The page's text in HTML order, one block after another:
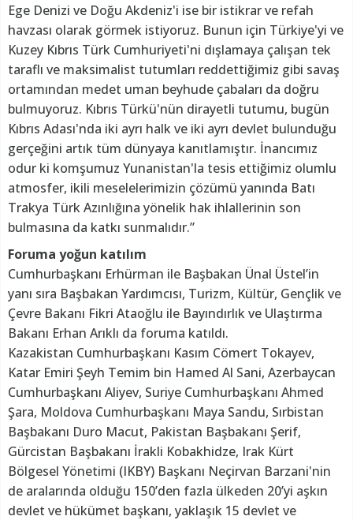
Ege Denizi ve Doğu Akdeniz'i ise bir istikrar ve refah
havzası olarak görmek istiyoruz. Bunun için Türkiye'yi ve
Kuzey Kıbrıs Türk Cumhuriyeti'ni dışlamaya çalışan tek
taraflı ve maksimalist tutumları reddettiğimiz gibi savaş
ortamından medet uman beyhude çabaları da doğru
bulmuyoruz. Kıbrıs Türkü'nün dirayetli tutumu, bugün
Kıbrıs Adası'nda iki ayrı halk ve iki ayrı devlet bulunduğu
gerçeğini artık tüm dünyaya kanıtlamıştır. İnancımız
odur ki komşumuz Yunanistan'la tesis ettiğimiz olumlu
atmosfer, ikili meselelerimizin çözümü yanında Batı
Trakya Türk Azınlığına yönelik hak ihlallerinin son
bulmasına da katkı sunmalıdır.”
Foruma yoğun katılım
Cumhurbaşkanı Erhürman ile Başbakan Ünal Üstel’in
yanı sıra Başbakan Yardımcısı, Turizm, Kültür, Gençlik ve
Çevre Bakanı Fikri Ataoğlu ile Bayındırlık ve Ulaştırma
Bakanı Erhan Arıklı da foruma katıldı.
Kazakistan Cumhurbaşkanı Kasım Cömert Tokayev,
Katar Emiri Şeyh Temim bin Hamed Al Sani, Azerbaycan
Cumhurbaşkanı Aliyev, Suriye Cumhurbaşkanı Ahmed
Şara, Moldova Cumhurbaşkanı Maya Sandu, Sırbistan
Başbakanı Duro Macut, Pakistan Başbakanı Şerif,
Gürcistan Başbakanı İrakli Kobakhidze, Irak Kürt
Bölgesel Yönetimi (IKBY) Başkanı Neçirvan Barzani'nin
de aralarında olduğu 150’den fazla ülkeden 20’yi aşkın
devlet ve hükümet başkanı, yaklaşık 15 devlet ve